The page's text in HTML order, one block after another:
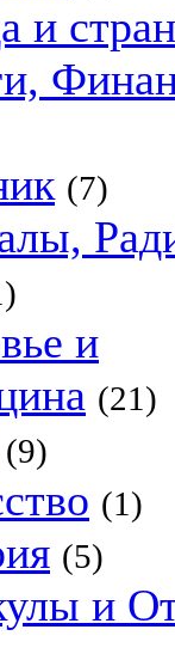
и
(7)
и
(21)
(9)
(1)
(5)
и